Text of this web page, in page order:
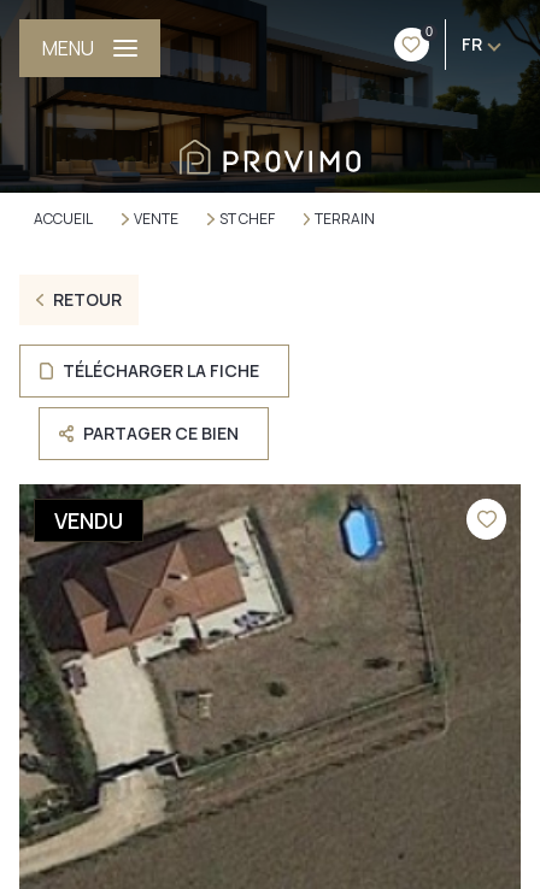
0
FR
MENU
ACCUEIL VENTE ST CHEF TERRAIN
RETOUR
TÉLÉCHARGER LA FICHE
PARTAGER CE BIEN
VENDU